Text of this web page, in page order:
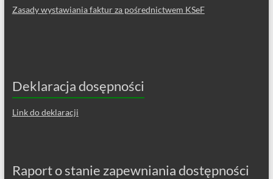
Zasady wystawiania faktur za pośrednictwem KSeF
Deklaracja dosępności
Link do deklaracji
Raport o stanie zapewniania dostępności